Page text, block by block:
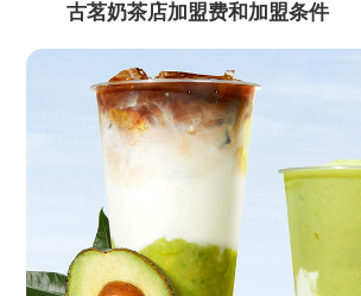
古茗奶茶店加盟费和加盟条件